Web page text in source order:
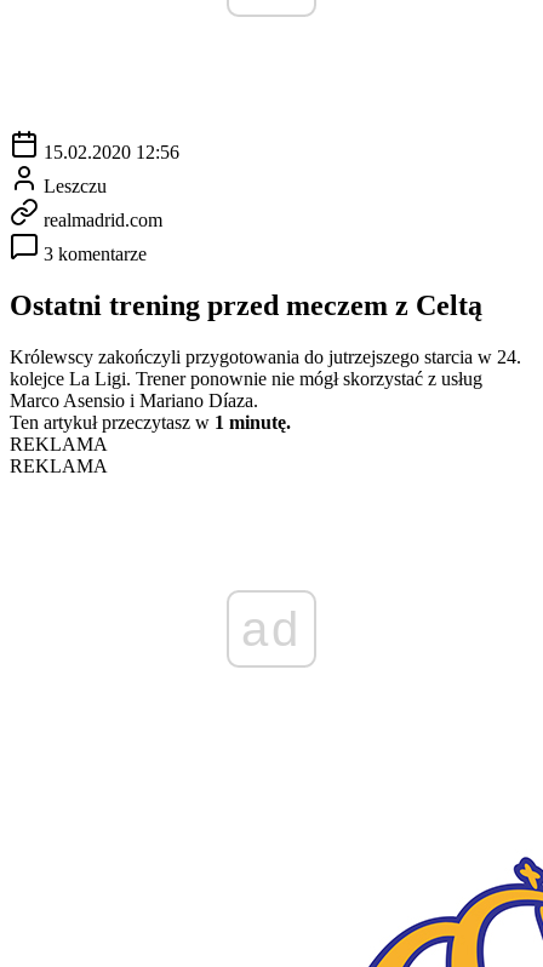
15.02.2020 12:56
Leszczu
realmadrid.com
3 komentarze
Ostatni trening przed meczem z Celtą
Królewscy zakończyli przygotowania do jutrzejszego starcia w 24.
kolejce La Ligi. Trener ponownie nie mógł skorzystać z usług
Marco Asensio i Mariano Díaza.
Ten artykuł przeczytasz w 1 minutę.
REKLAMA
REKLAMA
ad